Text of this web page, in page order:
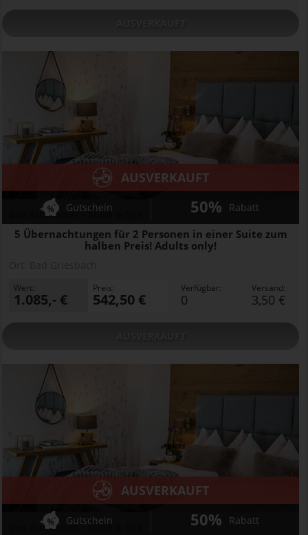
Das Aunhamer - Suite & Spa
5 Übernachtungen für 2 Personen in einer Suite zum
halben Preis! Adults only!
AUSVERKAUFT
Gutschein 50% Rabatt
Wert:
1.085,- €
Preis:
542,50 €
Verfügbar:
0
Versand:
3,50 €
Das Aunhamer - Suite & Spa
AUSVERKAUFT
Gutschein 50% Rabatt